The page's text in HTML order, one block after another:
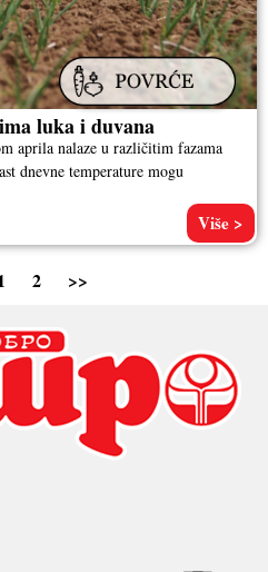
luka i duvana
aprila nalaze u različitim fazama
dnevne temperature mogu
Više >
2 >>